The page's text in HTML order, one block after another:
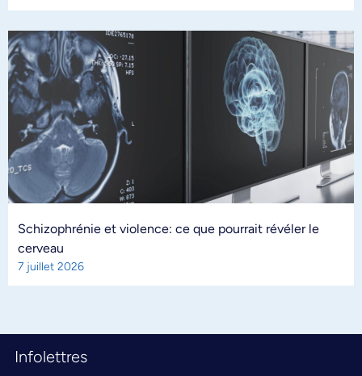
Schizophrénie et violence: ce que pourrait révéler le
cerveau
7 juillet 2026
Infolettres